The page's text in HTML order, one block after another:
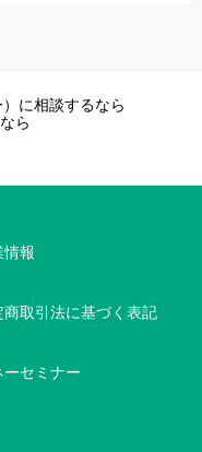
に相談するなら
ら
情報
商取引法に基づく表記
ーセミナー